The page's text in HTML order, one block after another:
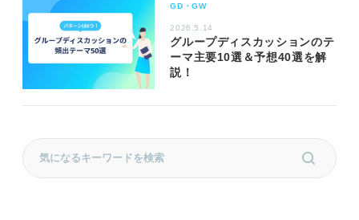
GD・GW
2026.5.14
グループディスカッションのテ
ーマ主要10選＆予想40選を解
説！